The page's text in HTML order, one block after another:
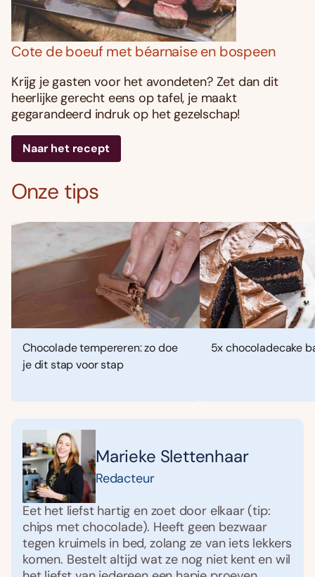
Cote de boeuf met béarnaise en bospeen
Krijg je gasten voor het avondeten? Zet dan dit
heerlijke gerecht eens op tafel, je maakt
gegarandeerd indruk op het gezelschap!
Naar het recept
Onze tips
Chocolade tempereren: zo doe
je dit stap voor stap
5x chocoladecake
Marieke Slettenhaar
Redacteur
Eet het liefst hartig en zoet door elkaar (tip:
chips met chocolade). Heeft geen bezwaar
tegen kruimels in bed, zolang ze van iets lekkers
komen. Bestelt altijd wat ze nog niet kent en wil